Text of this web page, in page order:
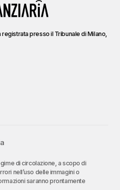
registrata presso il Tribunale di Milano,
di circolazione, a scopo di
nell’uso delle immagini o
saranno prontamente